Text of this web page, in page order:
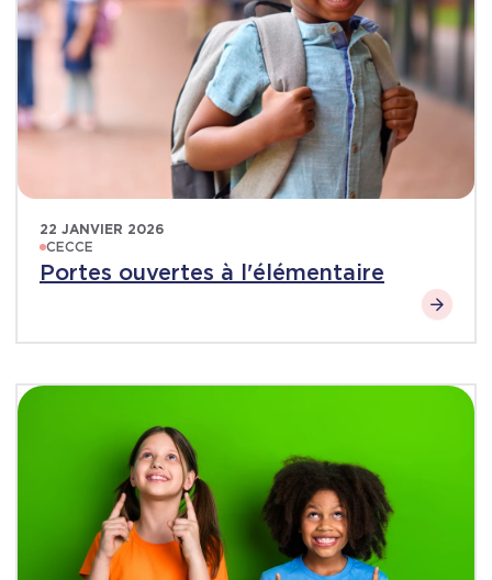
22 JANVIER 2026
CECCE
Portes ouvertes à l'élémentaire